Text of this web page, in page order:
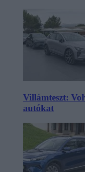
Villámteszt:
autókat